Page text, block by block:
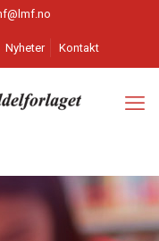
Nyheter Kontakt